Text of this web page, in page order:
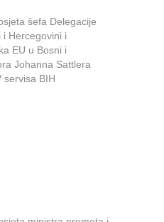
šefa Delegacije
i Hercegovini i
EU u Bosni i
Johanna Sattlera
servisa BIH